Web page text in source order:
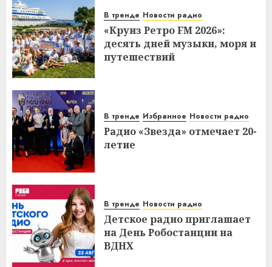
В тренде Новости радио
«Круиз Ретро FM 2026»:
десять дней музыки, моря и
путешествий
В тренде Избранное Новости радио
Радио «Звезда» отмечает 20-
летие
В тренде Новости радио
Детское радио приглашает
на День Робостанции на
ВДНХ